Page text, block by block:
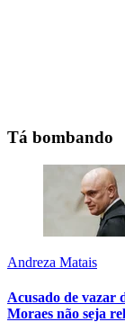
Tá bombando
Andreza Matais
Acusado de vazar
Moraes não seja